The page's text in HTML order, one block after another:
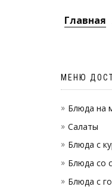
Главная
МЕНЮ
Блюда на
Салаты
Блюда с
Блюда со
Блюда с